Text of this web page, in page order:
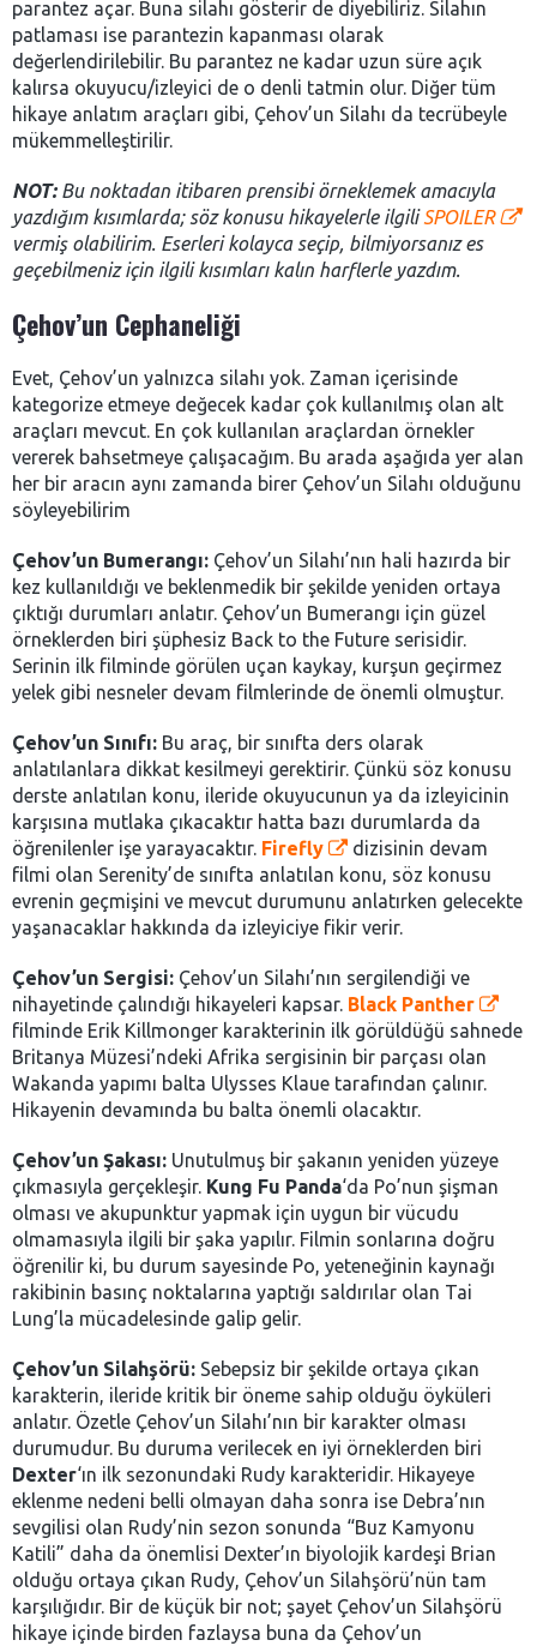
parantez açar. Buna silahı gösterir de diyebiliriz. Silahın
patlaması ise parantezin kapanması olarak
değerlendirilebilir. Bu parantez ne kadar uzun süre açık
kalırsa okuyucu/izleyici de o denli tatmin olur. Diğer tüm
hikaye anlatım araçları gibi, Çehov’un Silahı da tecrübeyle
mükemmelleştirilir.
NOT:Bu noktadan itibaren prensibi örneklemek amacıyla
yazdığım kısımlarda; söz konusu hikayelerle ilgiliSPOILER
vermiş olabilirim. Eserleri kolayca seçip, bilmiyorsanız es
geçebilmeniz için ilgili kısımları kalın harflerle yazdım.
Çehov’un Cephaneliği
Evet, Çehov’un yalnızca silahı yok. Zaman içerisinde
kategorize etmeye değecek kadar çok kullanılmış olan alt
araçları mevcut. En çok kullanılan araçlardan örnekler
vererek bahsetmeye çalışacağım. Bu arada aşağıda yer alan
her bir aracın aynı zamanda birer Çehov’un Silahı olduğunu
söyleyebilirim
Çehov’un Bumerangı: Çehov’un Silahı’nın hali hazırda bir
kez kullanıldığı ve beklenmedik bir şekilde yeniden ortaya
çıktığı durumları anlatır. Çehov’un Bumerangı için güzel
örneklerden biri şüphesiz Back to the Future serisidir.
Serinin ilk filminde görülen uçan kaykay, kurşun geçirmez
yelek gibi nesneler devam filmlerinde de önemli olmuştur.
Çehov’un Sınıfı: Bu araç, bir sınıfta ders olarak
anlatılanlara dikkat kesilmeyi gerektirir. Çünkü söz konusu
derste anlatılan konu, ileride okuyucunun ya da izleyicinin
karşısına mutlaka çıkacaktır hatta bazı durumlarda da
öğrenilenler işe yarayacaktır. Firefly
dizisinin devam
filmi olan Serenity’de sınıfta anlatılan konu, söz konusu
evrenin geçmişini ve mevcut durumunu anlatırken gelecekte
yaşanacaklar hakkında da izleyiciye fikir verir.
Çehov’un Sergisi: Çehov’un Silahı’nın sergilendiği ve
nihayetinde çalındığı hikayeleri kapsar. Black Panther
filminde Erik Killmonger karakterinin ilk görüldüğü sahnede
Britanya Müzesi’ndeki Afrika sergisinin bir parçası olan
Wakanda yapımı balta Ulysses Klaue tarafından çalınır.
Hikayenin devamında bu balta önemli olacaktır.
Çehov’un Şakası: Unutulmuş bir şakanın yeniden yüzeye
çıkmasıyla gerçekleşir. Kung Fu Panda‘da Po’nun şişman
olması ve akupunktur yapmak için uygun bir vücudu
olmamasıyla ilgili bir şaka yapılır. Filmin sonlarına doğru
öğrenilir ki, bu durum sayesinde Po, yeteneğinin kaynağı
rakibinin basınç noktalarına yaptığı saldırılar olan Tai
Lung’la mücadelesinde galip gelir.
Çehov’un Silahşörü: Sebepsiz bir şekilde ortaya çıkan
karakterin, ileride kritik bir öneme sahip olduğu öyküleri
anlatır. Özetle Çehov’un Silahı’nın bir karakter olması
durumudur. Bu duruma verilecek en iyi örneklerden biri
Dexter‘ın ilk sezonundaki Rudy karakteridir. Hikayeye
eklenme nedeni belli olmayan daha sonra ise Debra’nın
sevgilisi olan Rudy’nin sezon sonunda “Buz Kamyonu
Katili” daha da önemlisi Dexter’ın biyolojik kardeşi Brian
olduğu ortaya çıkan Rudy, Çehov’un Silahşörü’nün tam
karşılığıdır. Bir de küçük bir not; şayet Çehov’un Silahşörü
hikaye içinde birden fazlaysa buna da Çehov’un